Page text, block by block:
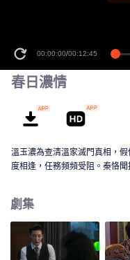
00:00:00/00:12:45
春日濃情
溫玉濃為查清溫家滅門真相，
度相逢，任務頻頻受阻。秦恪
劇集